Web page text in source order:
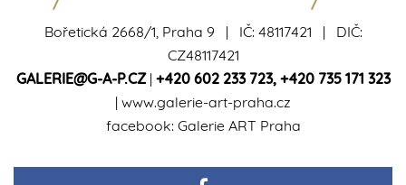
Bořetická 2668/1, Praha 9 | IČ: 48117421 | DIČ:
CZ48117421
GALERIE@G-A-P.CZ| +420 602 233 723, +420 735 171 323
| www.galerie-art-praha.cz
facebook: Galerie ART Praha